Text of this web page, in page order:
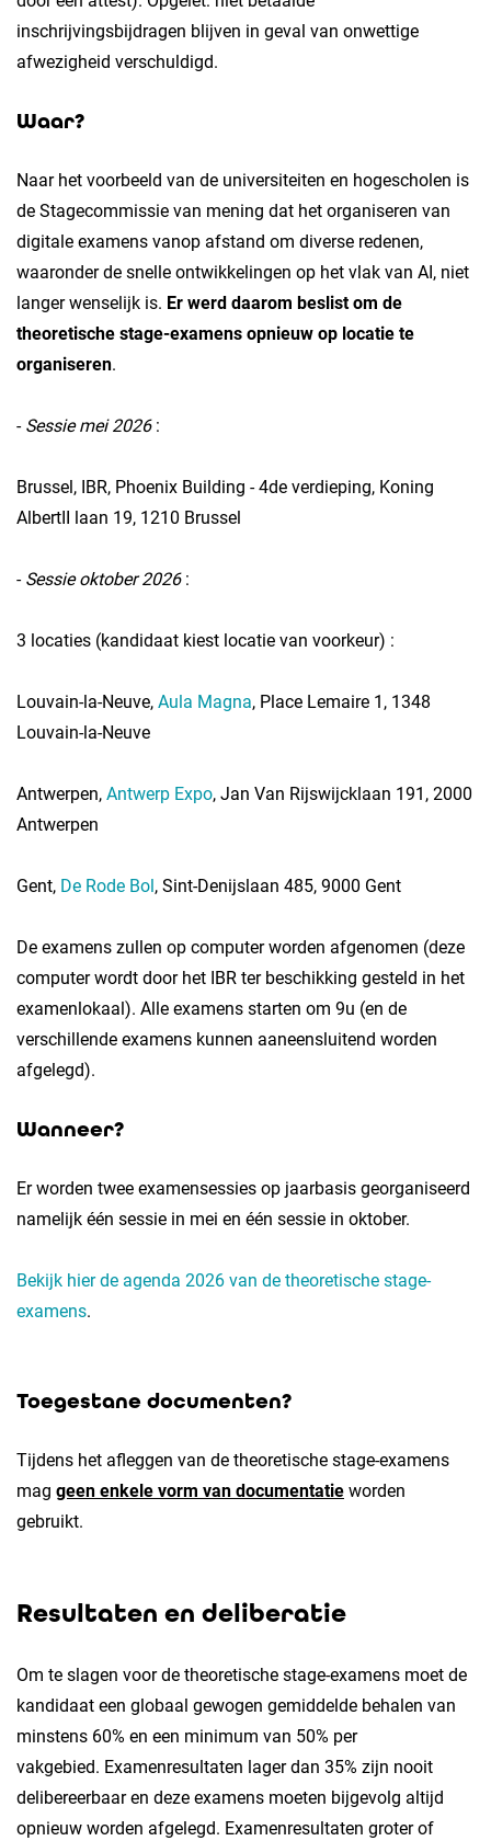
inschrijvingsbijdragen blijven in geval van onwettige
afwezigheid verschuldigd.
Waar?
Naar het voorbeeld van de universiteiten en hogescholen is
de Stagecommissie van mening dat het organiseren van
digitale examens vanop afstand om diverse redenen,
waaronder de snelle ontwikkelingen op het vlak van AI, niet
langer wenselijk is. Er werd daarom beslist om de
theoretische stage-examens opnieuw op locatie te
organiseren.
- Sessie mei 2026:
Brussel, IBR, Phoenix Building - 4de verdieping, Koning
AlbertII laan 19, 1210 Brussel
- Sessie oktober 2026:
3 locaties (kandidaat kiest locatie van voorkeur) :
Louvain-la-Neuve, Aula Magna, Place Lemaire 1, 1348
Louvain-la-Neuve
Antwerpen, Antwerp Expo, Jan Van Rijswijcklaan 191, 2000
Antwerpen
Gent, De Rode Bol, Sint-Denijslaan 485, 9000 Gent
De examens zullen op computer worden afgenomen (deze
computer wordt door het IBR ter beschikking gesteld in het
examenlokaal). Alle examens starten om 9u (en de
verschillende examens kunnen aaneensluitend worden
afgelegd).
Wanneer?
Er worden twee examensessies op jaarbasis georganiseerd
namelijk één sessie in mei en één sessie in oktober.
Bekijk hier de agenda 2026 van de theoretische stage-
examens.
Toegestane documenten?
Tijdens het afleggen van de theoretische stage-examens
mag geen enkele vorm van documentatie worden
gebruikt.
Resultaten en deliberatie
Om te slagen voor de theoretische stage-examens moet de
kandidaat een globaal gewogen gemiddelde behalen van
minstens 60% en een minimum van 50% per
vakgebied. Examenresultaten lager dan 35% zijn nooit
delibereerbaar en deze examens moeten bijgevolg altijd
opnieuw worden afgelegd. Examenresultaten groter of